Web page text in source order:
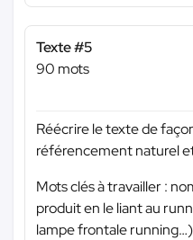
Texte #5
90 mots
Réécrire le texte de
référencement naturel
Mots clés à travailler :
produit en le liant au
lampe frontale running…)